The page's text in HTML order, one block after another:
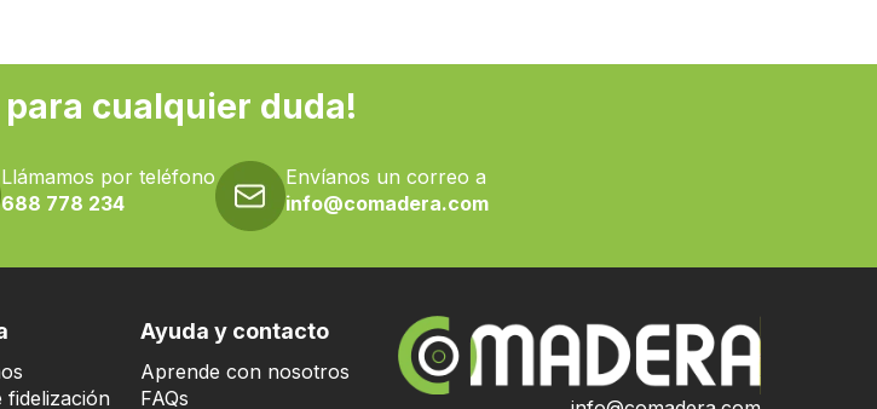
para cualquier duda!
Llámamos por teléfono
688 778 234
Envíanos un correo a
info@comadera.com
fidelización
Ayuda y contacto
Aprende con nosotros
FAQs